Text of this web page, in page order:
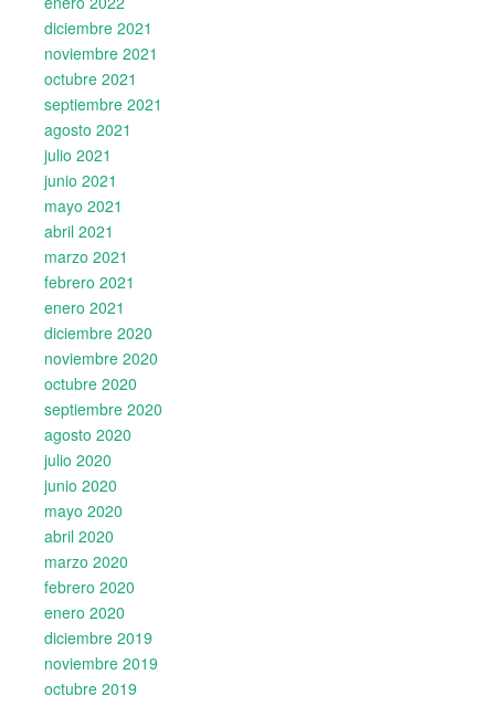
diciembre 2021
noviembre 2021
octubre 2021
septiembre 2021
agosto 2021
julio 2021
junio 2021
mayo 2021
abril 2021
marzo 2021
febrero 2021
enero 2021
diciembre 2020
noviembre 2020
octubre 2020
septiembre 2020
agosto 2020
julio 2020
junio 2020
mayo 2020
abril 2020
marzo 2020
febrero 2020
enero 2020
diciembre 2019
noviembre 2019
octubre 2019